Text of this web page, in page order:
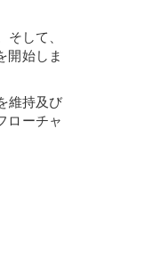
して、
開始しま
維持及び
ローチャ